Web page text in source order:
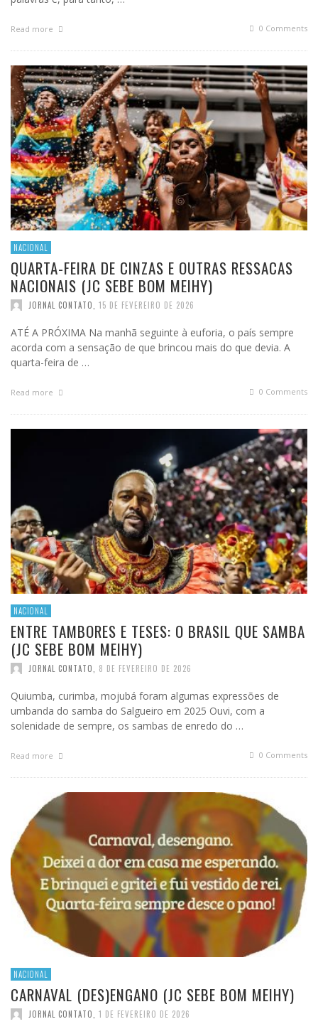
Read more 0 Comments
NACIONAL
QUARTA-FEIRA DE CINZAS E OUTRAS RESSACAS
NACIONAIS (JC SEBE BOM MEIHY)
JORNAL CONTATO, 15 DE FEVEREIRO DE 2026
ATÉ A PRÓXIMA Na manhã seguinte à euforia, o país sempre
acorda com a sensação de que brincou mais do que devia. A
quarta-feira de …
Read more 0 Comments
NACIONAL
ENTRE TAMBORES E TESES: O BRASIL QUE SAMBA
(JC SEBE BOM MEIHY)
JORNAL CONTATO, 8 DE FEVEREIRO DE 2026
Quiumba, curimba, mojubá foram algumas expressões de
umbanda do samba do Salgueiro em 2025 Ouvi, com a
solenidade de sempre, os sambas de enredo do …
Read more 0 Comments
NACIONAL
CARNAVAL (DES)ENGANO (JC SEBE BOM MEIHY)
JORNAL CONTATO, 1 DE FEVEREIRO DE 2026